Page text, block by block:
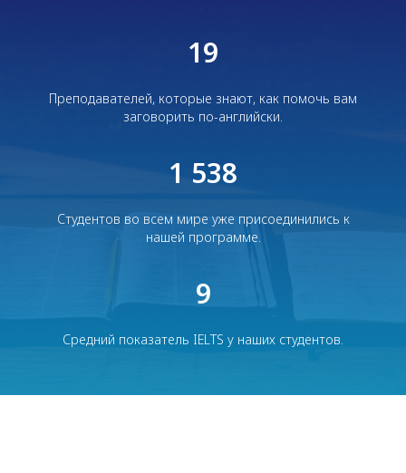
19
Преподавателей, которые знают, как помочь вам
заговорить по-английски.
1 538
Студентов во всем мире уже присоединились к
нашей программе.
9
Средний показатель IELTS у наших студентов.